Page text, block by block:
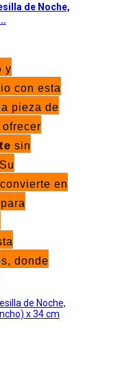
de Noche,
y
con esta
pieza de
sin
en
donde